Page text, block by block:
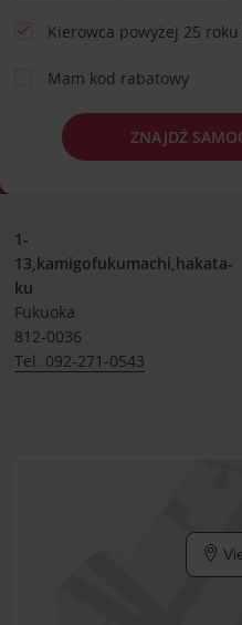
Kierowca powyżej 25 roku
Mam kod rabatowy
ZNAJDŹ
1-
13,kamigofukumachi,hakata-
ku
Fukuoka
812-0036
Tel. 092-271-0543